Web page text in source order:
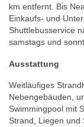
km entfernt. Bis
Einkaufs- und
Shuttlebusservice
samstags und
Ausstattung
Weitläufiges
Nebengebäuden,
Swimmingpool mit
Strand, Liegen und